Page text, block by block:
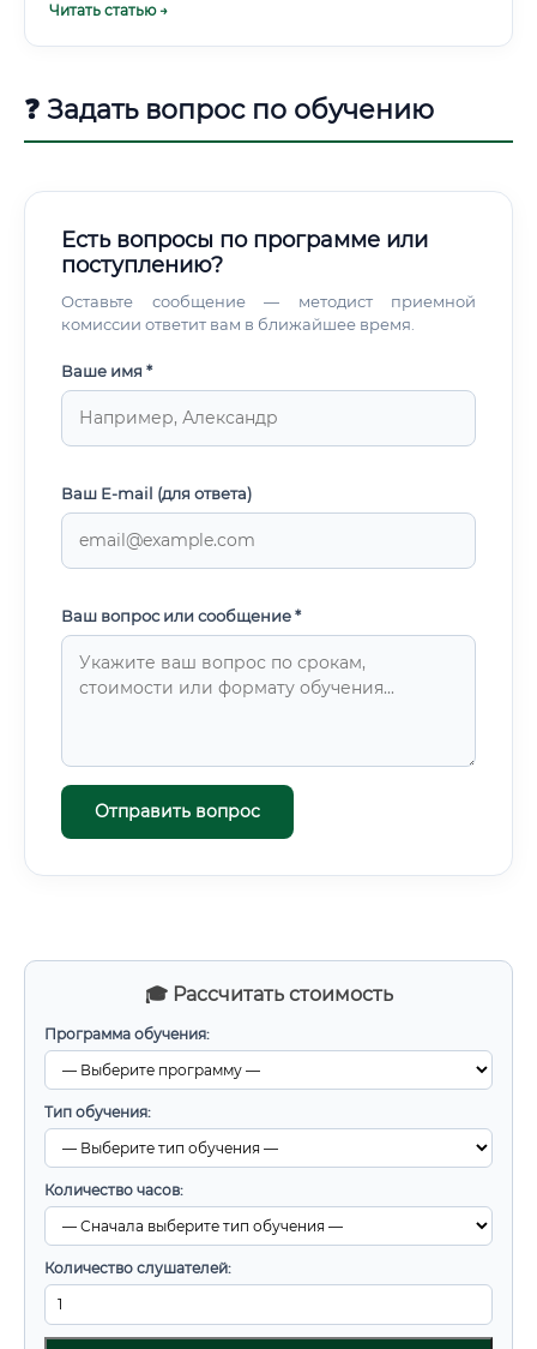
🎓 Рассчитать стоимость
Программа обучения:
Тип обучения:
Количество часов:
Количество слушателей:
биологов, программистов и инженеров. Уровень
Читать статью →
❓ Задать вопрос по обучению
Есть вопросы по программе или
поступлению?
Оставьте сообщение — методист приемной
комиссии ответит вам в ближайшее время.
Ваше имя *
Ваш E-mail (для ответа)
Ваш вопрос или сообщение *
Отправить вопрос